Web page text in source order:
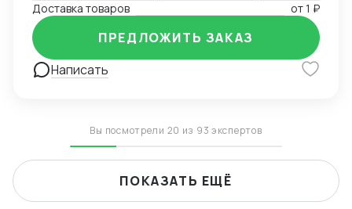
контрагентов, логистов и экспедиторов по всему
миру и России. Доставлю Ваш груз из любой точки
мира любым видом транспорта, оптимизирую Ваши
расходы на логистику и растаможку, а также помогу
с оплатой за товар зарубеж, если необходимо.
Доставка товаров от1 ₽
Написать
ПРЕДЛОЖИТЬ ЗАКАЗ
Вы посмотрели 20 из 93 экспертов
ПОКАЗАТЬ ЕЩЁ